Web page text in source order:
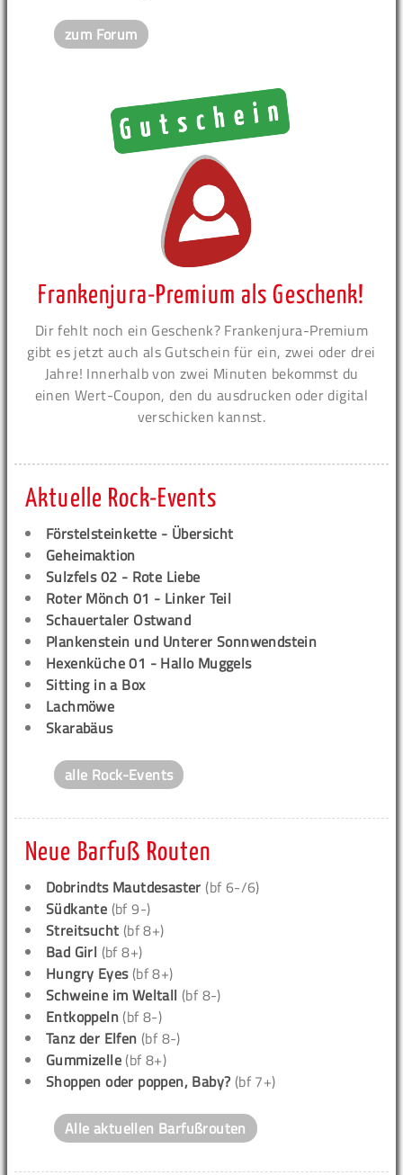
zum Forum
Frankenjura-Premium als Geschenk!
Dir fehlt noch ein Geschenk? Frankenjura-Premium
gibt es jetzt auch als Gutschein für ein, zwei oder drei
Jahre! Innerhalb von zwei Minuten bekommst du
einen Wert-Coupon, den du ausdrucken oder digital
verschicken kannst.
Aktuelle Rock-Events
Förstelsteinkette - Übersicht
Geheimaktion
Sulzfels 02 - Rote Liebe
Roter Mönch 01 - Linker Teil
Schauertaler Ostwand
Plankenstein und Unterer Sonnwendstein
Hexenküche 01 - Hallo Muggels
Sitting in a Box
Lachmöwe
Skarabäus
alle Rock-Events
Neue Barfuß Routen
Dobrindts Mautdesaster (bf 6-/6)
Südkante (bf 9-)
Streitsucht (bf 8+)
Bad Girl (bf 8+)
Hungry Eyes(bf 8+)
Schweine im Weltall (bf 8-)
Entkoppeln (bf 8-)
Tanz der Elfen (bf 8-)
Gummizelle (bf 8+)
Shoppen oder poppen, Baby? (bf 7+)
Alle aktuellen Barfußrouten